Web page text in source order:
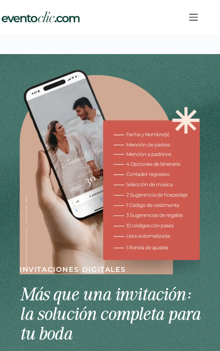
INVITACIONES DIGITALES
Más que una invitación:
la solución completa para
tu boda